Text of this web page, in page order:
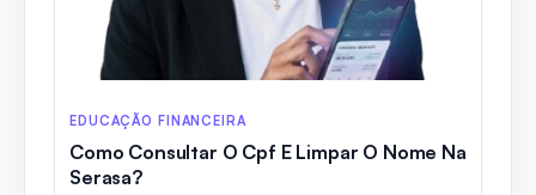
EDUCAÇÃO FINANCEIRA
Como Consultar O Cpf E Limpar O Nome Na
Serasa?